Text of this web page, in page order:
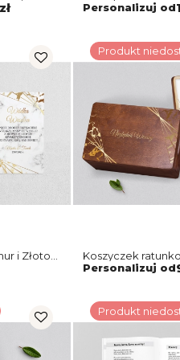
4
Złoto Motyw 4
Personalizuj od
i Złoto
Produkt
Koszyczek
brązowy - Marmur
Personalizuj od
Produkt